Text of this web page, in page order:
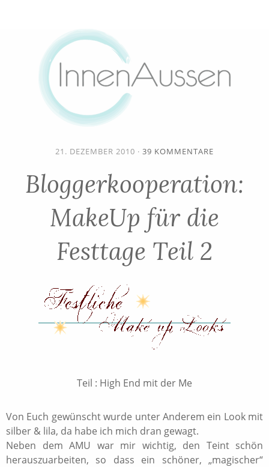
21. DEZEMBER 2010 · 39 KOMMENTARE
Bloggerkooperation:
MakeUp für die
Festtage Teil 2
Teil : High End mit der Me
Von Euch gewünscht wurde unter Anderem ein Look mit
silber & lila, da habe ich mich dran gewagt.
Neben dem AMU war mir wichtig, den Teint schön
herauszuarbeiten, so dass ein schöner, „magischer“